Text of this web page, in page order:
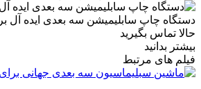
دستگاه چاپ سابلیمیشن سه بعدی ایده
حالا تماس بگیرید
بیشتر بدانید
فیلم های مرتبط